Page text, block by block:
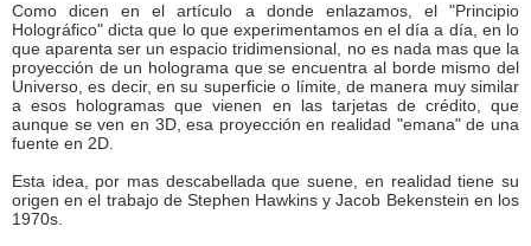
Como dicen en el artículo a donde enlazamos, el "Principio
Holográfico" dicta que lo que experimentamos en el día a día, en lo
que aparenta ser un espacio tridimensional, no es nada mas que la
proyección de un holograma que se encuentra al borde mismo del
Universo, es decir, en su superficie o límite, de manera muy similar
a esos hologramas que vienen en las tarjetas de crédito, que
aunque se ven en 3D, esa proyección en realidad "emana" de una
fuente en 2D.
Esta idea, por mas descabellada que suene, en realidad tiene su
origen en el trabajo de Stephen Hawkins y Jacob Bekenstein en los
1970s.